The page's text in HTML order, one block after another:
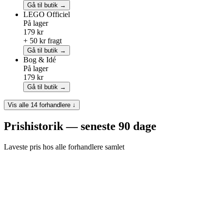
Gå til butik →
LEGO Officiel
På lager
179 kr
+ 50 kr fragt
Gå til butik →
Bog & Idé
På lager
179 kr
Gå til butik →
Vis alle 14 forhandlere ↓
Prishistorik — seneste 90 dage
Laveste pris hos alle forhandlere samlet